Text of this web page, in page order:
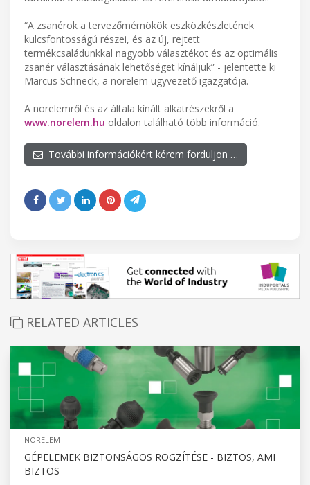
“A zsanérok a tervezőmérnökök eszközkészletének
kulcsfontosságú részei, és az új, rejtett
termékcsaládunkkal nagyobb választékot és az optimális
zsanér választásának lehetőséget kínáljuk” - jelentette ki
Marcus Schneck, a norelem ügyvezető igazgatója.
A norelemről és az általa kínált alkatrészekről a
www.norelem.hu oldalon található több információ.
További információkért kérem forduljon …
RELATED ARTICLES
NORELEM
GÉPELEMEK BIZTONSÁGOS RÖGZÍTÉSE - BIZTOS, AMI
BIZTOS